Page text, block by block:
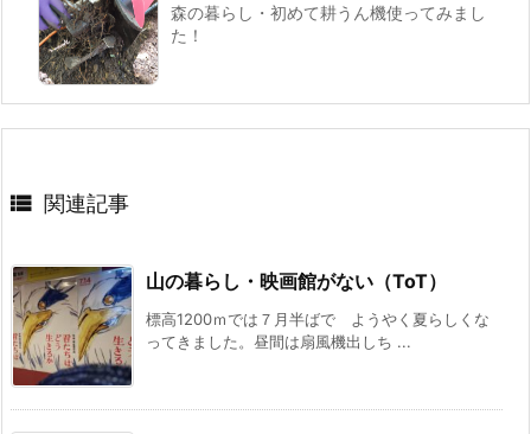
森の暮らし・初めて耕うん機使ってみまし
た！
 関連記事
山の暮らし・映画館がない（ToT）
標高1200ｍでは７月半ばで ようやく夏らしくな
ってきました。昼間は扇風機出しち ...